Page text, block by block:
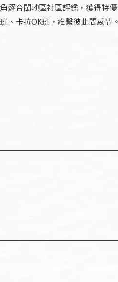
台閩地區社區評鑑，獲得特
卡拉OK班，維繫彼此間感情